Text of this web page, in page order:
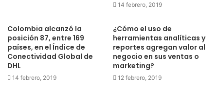
14 febrero, 2019
Colombia alcanzó la
posición 87, entre 169
países, en el Índice de
Conectividad Global de
DHL
14 febrero, 2019
¿Cómo el uso de
herramientas analíticas y
reportes agregan valor al
negocio en sus ventas o
marketing?
12 febrero, 2019